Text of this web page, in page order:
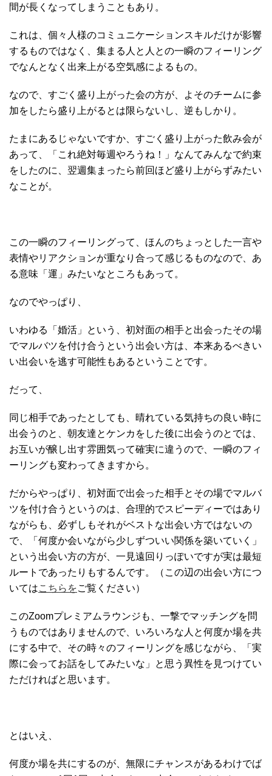
間が長くなってしまうこともあり。
これは、個々人様のコミュニケーションスキルだけが影響
するものではなく、集まる人と人との一瞬のフィーリング
でなんとなく出来上がる空気感によるもの。
なので、すごく盛り上がった会の方が、よそのチームに参
加をしたら盛り上がるとは限らないし、逆もしかり。
たまにあるじゃないですか、すごく盛り上がった飲み会が
あって、「これ絶対毎週やろうね！」なんてみんなで約束
をしたのに、翌週集まったら前回ほど盛り上がらずみたい
なことが。
この一瞬のフィーリングって、ほんのちょっとした一言や
表情やリアクションが重なり合って感じるものなので、あ
る意味「運」みたいなところもあって。
なのでやっぱり、
いわゆる「婚活」という、初対面の相手と出会ったその場
でマルバツを付け合うという出会い方は、本来あるべきい
い出会いを逃す可能性もあるということです。
だって、
同じ相手であったとしても、晴れている気持ちの良い時に
出会うのと、朝友達とケンカをした後に出会うのとでは、
お互いが醸し出す雰囲気って確実に違うので、一瞬のフィ
ーリングも変わってきますから。
だからやっぱり、初対面で出会った相手とその場でマルバ
ツを付け合うというのは、合理的でスピーディーではあり
ながらも、必ずしもそれがベストな出会い方ではないの
で、「何度か会いながら少しずついい関係を築いていく」
という出会い方の方が、一見遠回りっぽいですが実は最短
ルートであったりもするんです。（この辺の出会い方につ
いてはこちらをご覧ください）
このZoomプレミアムラウンジも、一撃でマッチングを問
うものではありませんので、いろいろな人と何度か場を共
にする中で、その時々のフィーリングを感じながら、「実
際に会ってお話をしてみたいな」と思う異性を見つけてい
ただければと思います。
とはいえ、
何度か場を共にするのが、無限にチャンスがあるわけでば